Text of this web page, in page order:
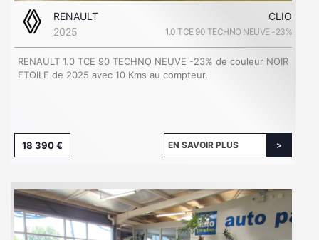
RENAULT
CLIO
2025
1.0 TCE 90 TECHNO NEUVE -23%
RENAULT 1.0 TCE 90 TECHNO NEUVE -23% de couleur NOIR
ETOILE de 2025 avec 10 Kms au compteur.
18 390 € EN SAVOIR PLUS